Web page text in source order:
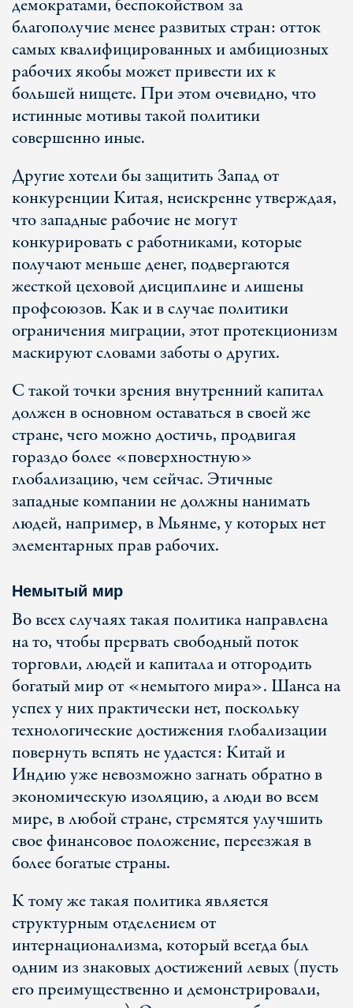
демократами, беспокойством за
благополучие менее развитых стран: отток
самых квалифицированных и амбициозных
рабочих якобы может привести их к
большей нищете. При этом очевидно, что
истинные мотивы такой политики
совершенно иные.
Другие хотели бы защитить Запад от
конкуренции Китая, неискренне утверждая,
что западные рабочие не могут
конкурировать с работниками, которые
получают меньше денег, подвергаются
жесткой цеховой дисциплине и лишены
профсоюзов. Как и в случае политики
ограничения миграции, этот протекционизм
маскируют словами заботы о других.
С такой точки зрения внутренний капитал
должен в основном оставаться в своей же
стране, чего можно достичь, продвигая
гораздо более «поверхностную»
глобализацию, чем сейчас. Этичные
западные компании не должны нанимать
людей, например, в Мьянме, у которых нет
элементарных прав рабочих.
Немытый мир
Во всех случаях такая политика направлена
на то, чтобы прервать свободный поток
торговли, людей и капитала и отгородить
богатый мир от «немытого мира». Шанса на
успех у них практически нет, поскольку
технологические достижения глобализации
повернуть вспять не удастся: Китай и
Индию уже невозможно загнать обратно в
экономическую изоляцию, а люди во всем
мире, в любой стране, стремятся улучшить
свое финансовое положение, переезжая в
более богатые страны.
К тому же такая политика является
структурным отделением от
интернационализма, который всегда был
одним из знаковых достижений левых (пусть
его преимущественно и демонстрировали,